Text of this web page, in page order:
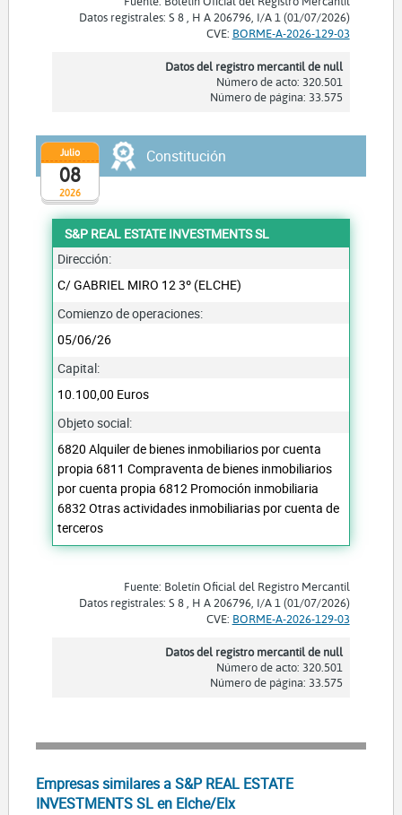
Datos registrales: S 8 , H A 206796, I/A 1 (01/07/2026)
CVE: BORME-A-2026-129-03
Datos del registro mercantil de null
Número de acto: 320.501
Número de página: 33.575
2026
Julio
08
Constitución
S&P REAL ESTATE INVESTMENTS SL
Dirección:
C/ GABRIEL MIRO 12 3º (ELCHE)
Comienzo de operaciones:
05/06/26
Capital:
10.100,00 Euros
Objeto social:
6820 Alquiler de bienes inmobiliarios por cuenta
propia 6811 Compraventa de bienes inmobiliarios
por cuenta propia 6812 Promoción inmobiliaria
6832 Otras actividades inmobiliarias por cuenta de
terceros
Fuente: Boletín Oficial del Registro Mercantil
Datos registrales: S 8 , H A 206796, I/A 1 (01/07/2026)
CVE: BORME-A-2026-129-03
Datos del registro mercantil de null
Número de acto: 320.501
Número de página: 33.575
Empresas similares a S&P REAL ESTATE
INVESTMENTS SL en Elche/Elx